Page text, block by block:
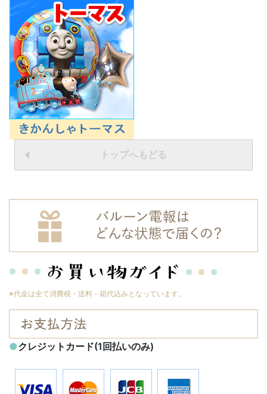
トップへもどる
※代金は全て消費税・送料・箱代込みとなっています。
●クレジットカード(1回払いのみ)